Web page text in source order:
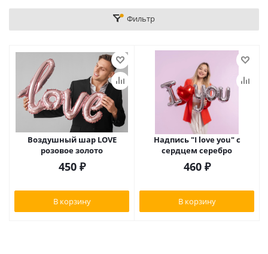
Фильтр
Воздушный шар LOVE
розовое золото
450₽
В корзину
Надпись "I love you" с
сердцем серебро
460₽
В корзину